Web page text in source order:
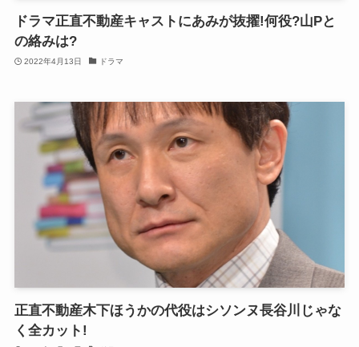
ドラマ正直不動産キャストにあみが抜擢!何役?山Pと
の絡みは?
2022年4月13日 ドラマ
正直不動産木下ほうかの代役はシソンヌ長谷川じゃな
く全カット!